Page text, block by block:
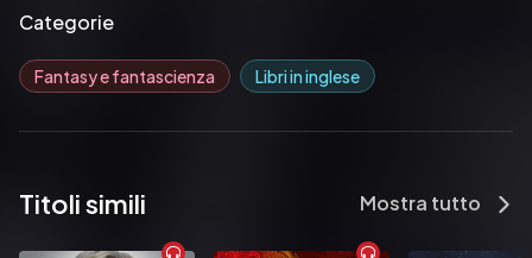
Pubblicato da:  Serapis Classics
Categorie
Fantasy e fantascienza Libri in inglese
Titoli simili Mostra tutto